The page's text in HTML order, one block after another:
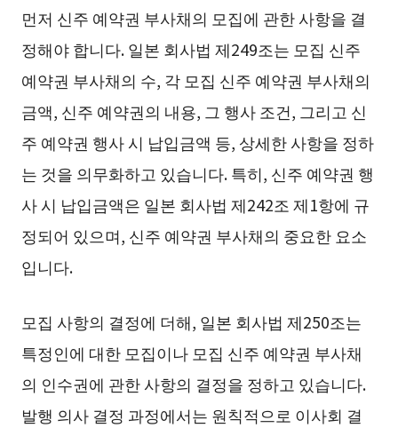
먼저 신주 예약권 부사채의 모집에 관한 사항을 결
정해야 합니다. 일본 회사법 제249조는 모집 신주
예약권 부사채의 수, 각 모집 신주 예약권 부사채의
금액, 신주 예약권의 내용, 그 행사 조건, 그리고 신
주 예약권 행사 시 납입금액 등, 상세한 사항을 정하
는 것을 의무화하고 있습니다. 특히, 신주 예약권 행
사 시 납입금액은 일본 회사법 제242조 제1항에 규
정되어 있으며, 신주 예약권 부사채의 중요한 요소
입니다.
모집 사항의 결정에 더해, 일본 회사법 제250조는
특정인에 대한 모집이나 모집 신주 예약권 부사채
의 인수권에 관한 사항의 결정을 정하고 있습니다.
발행 의사 결정 과정에서는 원칙적으로 이사회 결